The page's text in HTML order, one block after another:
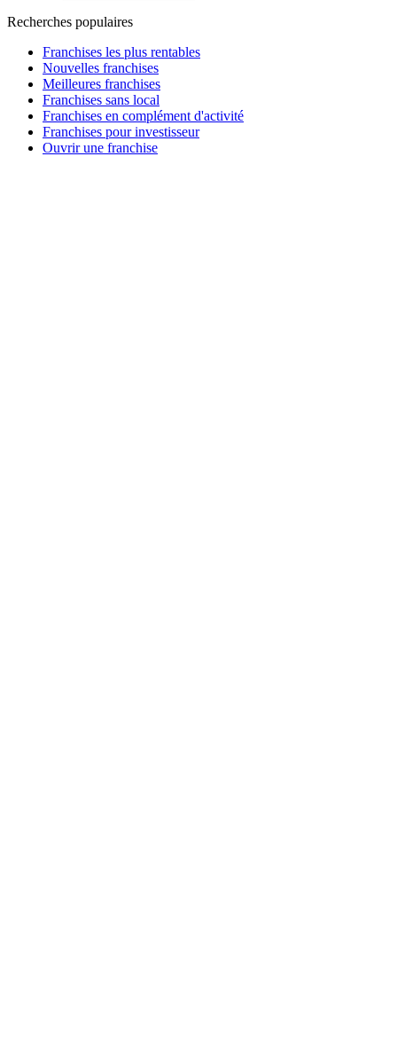
Recherches populaires
Franchises les plus rentables
Nouvelles franchises
Meilleures franchises
Franchises sans local
Franchises en complément d'activité
Franchises pour investisseur
Ouvrir une franchise